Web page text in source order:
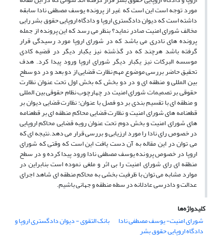
مورد توجه است این است که غیر از پرونده یوسف مصطفی نادا سابقه
داشته است که دیوان دادگستری اروپا و دادگاه اروپایی حقوق بشر رایی
مخالف شورای امنیت صادر نماید؟ بنظر می رسد که این پرونده از جمله
پرونده های نادری می باشد که در شورای اروپا مورد رسیدگی قرار
گرفته باشد هرچند که در گذشته نیز یکبار دیگر در قضیه کادی
موسسه البرکات نیز یکبار دیگر شورای اروپا ورود پیدا کرد. هدف
تحقیق حاضر بررسی موضوع مهم نظارت قضایی از دو بعد و در دو سطح
بین المللی و منطقه ای و در دو بخش که بخش اول تحت عنوان نظارت
حقوقی بر تصمیمات شورای امنیت در چهارچوب نظام حقوقی بین المللی
و منطقه ای با تقسیم بندی بر دو فصل با عنوان: نظارت قضایی دیوان بر
قطعنامه های شورای امنیت و نظارت قضایی محاکم منطقه ای بر قطعنامه
های شورای امنیت و بخش دوم تحت عنوان رویه قضایی محاکم اروپایی
در خصوص رای نادا را مورد ارزیابی و بررسی قرار می دهد.نتیجه ای که
می توان در این مقاله به آن دست یافت این است که وقتی که شورای
اروپا در خصوص پرونده یوسف مصطفی نادا ورود پیدا کرده و در سطح
منطقه ای رای شورای امنیت را بی اثر و ملغی نموده است بنابراین در
موارد مشابه می توان با ظرفیت بخشی به محاکم منطقه ای شاهد اجرای
عدالت و دادرسی عادلانه در سطه منطقه و جهانی باشیم.
کلیدواژه‌ها
شورای امنیت- یوسف مصطفی نادا
بانک التقوی - دیوان دادگستری اروپا و
دادگاه اروپایی حقوق بشر